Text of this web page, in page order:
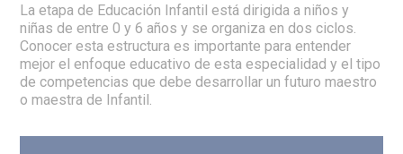
La etapa de Educación Infantil está dirigida a niños y
niñas de entre 0 y 6 años y se organiza en dos ciclos.
Conocer esta estructura es importante para entender
mejor el enfoque educativo de esta especialidad y el tipo
de competencias que debe desarrollar un futuro maestro
o maestra de Infantil.